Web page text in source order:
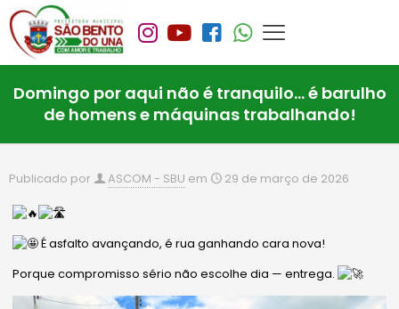
Domingo por aqui não é tranquilo… é barulho
de homens e máquinas trabalhando!
Publicado por ASCOM - SBU em 29 de março de 2026
É asfalto avançando, é rua ganhando cara nova!
Porque compromisso sério não escolhe dia — entrega.